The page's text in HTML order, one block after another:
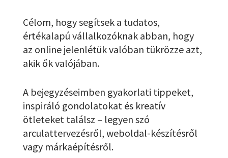
Célom, hogy segítsek a tudatos,
értékalapú vállalkozóknak abban, hogy
az online jelenlétük valóban tükrözze azt,
akik ők valójában.
A bejegyzéseimben gyakorlati tippeket,
inspiráló gondolatokat és kreatív
ötleteket találsz – legyen szó
arculattervezésről, weboldal-készítésről
vagy márkaépítésről.